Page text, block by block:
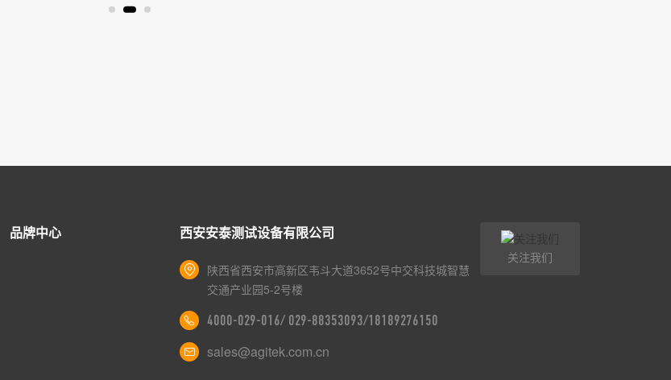
品牌中心 西安安泰测试设备有限公司
陕西省西安市高新区韦斗大道3652号中交科技城智慧
交通产业园5-2号楼
4000-029-016/ 029-88353093/18189276150
sales@agitek.com.cn
关注我们